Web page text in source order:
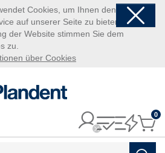
Cookies, um Ihnen den
auf unserer Seite zu bieten.
der Website stimmen Sie dem
zu.
über Cookies
0